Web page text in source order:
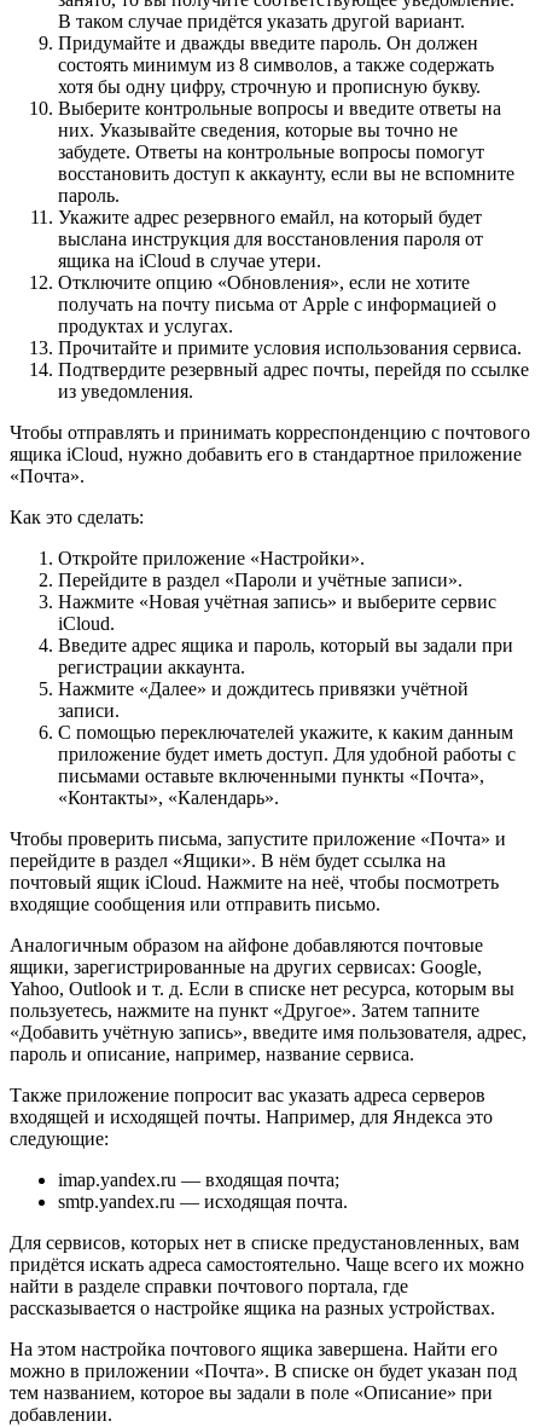
В таком случае придётся указать другой вариант.
Придумайте и дважды введите пароль. Он должен
состоять минимум из 8 символов, а также содержать
хотя бы одну цифру, строчную и прописную букву.
Выберите контрольные вопросы и введите ответы на
них. Указывайте сведения, которые вы точно не
забудете. Ответы на контрольные вопросы помогут
восстановить доступ к аккаунту, если вы не вспомните
пароль.
Укажите адрес резервного емайл, на который будет
выслана инструкция для восстановления пароля от
ящика на iCloud в случае утери.
Отключите опцию «Обновления», если не хотите
получать на почту письма от Apple с информацией о
продуктах и услугах.
Прочитайте и примите условия использования сервиса.
Подтвердите резервный адрес почты, перейдя по ссылке
из уведомления.
Чтобы отправлять и принимать корреспонденцию с почтового
ящика iCloud, нужно добавить его в стандартное приложение
«Почта».
Как это сделать:
Откройте приложение «Настройки».
Перейдите в раздел «Пароли и учётные записи».
Нажмите «Новая учётная запись» и выберите сервис
iCloud.
Введите адрес ящика и пароль, который вы задали при
регистрации аккаунта.
Нажмите «Далее» и дождитесь привязки учётной
записи.
С помощью переключателей укажите, к каким данным
приложение будет иметь доступ. Для удобной работы с
письмами оставьте включенными пункты «Почта»,
«Контакты», «Календарь».
Чтобы проверить письма, запустите приложение «Почта» и
перейдите в раздел «Ящики». В нём будет ссылка на
почтовый ящик iCloud. Нажмите на неё, чтобы посмотреть
входящие сообщения или отправить письмо.
Аналогичным образом на айфоне добавляются почтовые
ящики, зарегистрированные на других сервисах: Google,
Yahoo, Outlook и т. д. Если в списке нет ресурса, которым вы
пользуетесь, нажмите на пункт «Другое». Затем тапните
«Добавить учётную запись», введите имя пользователя, адрес,
пароль и описание, например, название сервиса.
Также приложение попросит вас указать адреса серверов
входящей и исходящей почты. Например, для Яндекса это
следующие:
imap.yandex.ru — входящая почта;
smtp.yandex.ru — исходящая почта.
Для сервисов, которых нет в списке предустановленных, вам
придётся искать адреса самостоятельно. Чаще всего их можно
найти в разделе справки почтового портала, где
рассказывается о настройке ящика на разных устройствах.
На этом настройка почтового ящика завершена. Найти его
можно в приложении «Почта». В списке он будет указан под
тем названием, которое вы задали в поле «Описание» при
добавлении.